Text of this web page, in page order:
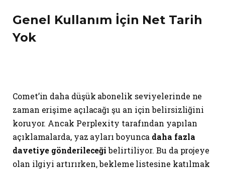
Genel Kullanım İçin Net Tarih
Yok
Comet’in daha düşük abonelik seviyelerinde ne
zaman erişime açılacağı şu an için belirsizliğini
koruyor. Ancak Perplexity tarafından yapılan
açıklamalarda, yaz ayları boyunca daha fazla
davetiye gönderileceğibelirtiliyor. Bu da projeye
olan ilgiyi artırırken, bekleme listesine katılmak